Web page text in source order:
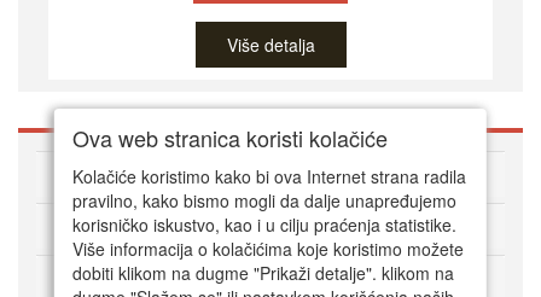
Više detalja
O DVD Zoni
Kako kupovati online
Korisnički servis
Ova web stranica koristi kolačiće
Kolačiće koristimo kako bi ova Internet strana radila
pravilno, kako bismo mogli da dalje unapređujemo
korisničko iskustvo, kao i u cilju praćenja statistike.
Više informacija o kolačićima koje koristimo možete
dobiti klikom na dugme "Prikaži detalje". klikom na